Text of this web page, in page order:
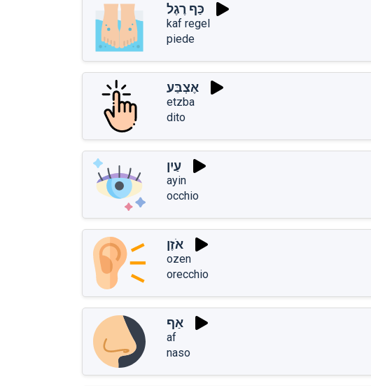
כַּף רֶגֶל
kaf regel
piede
אֶצְבַּע
etzba
dito
עַיִן
ayin
occhio
אֹזֶן
ozen
orecchio
אַף
af
naso